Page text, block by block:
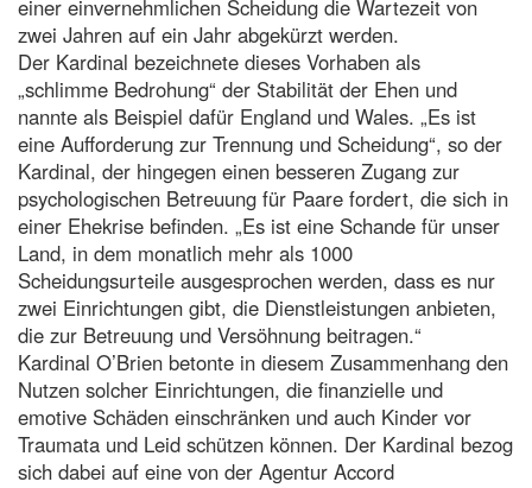
einer einvernehmlichen Scheidung die Wartezeit von
zwei Jahren auf ein Jahr abgekürzt werden.
Der Kardinal bezeichnete dieses Vorhaben als
„schlimme Bedrohung“ der Stabilität der Ehen und
nannte als Beispiel dafür England und Wales. „Es ist
eine Aufforderung zur Trennung und Scheidung“, so der
Kardinal, der hingegen einen besseren Zugang zur
psychologischen Betreuung für Paare fordert, die sich in
einer Ehekrise befinden. „Es ist eine Schande für unser
Land, in dem monatlich mehr als 1000
Scheidungsurteile ausgesprochen werden, dass es nur
zwei Einrichtungen gibt, die Dienstleistungen anbieten,
die zur Betreuung und Versöhnung beitragen.“
Kardinal O’Brien betonte in diesem Zusammenhang den
Nutzen solcher Einrichtungen, die finanzielle und
emotive Schäden einschränken und auch Kinder vor
Traumata und Leid schützen können. Der Kardinal bezog
sich dabei auf eine von der Agentur Accord